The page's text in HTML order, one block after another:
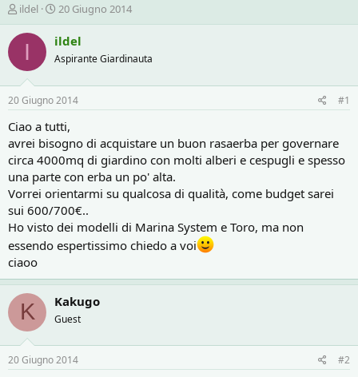
C
r
e
t
o
e
D
s
c
u
s
s
i
n
e
ildel
D
a
t
d
i
n
i
i
o
20 Giugno 2014
I ildel
Aspirante Giardinauta
20 Giugno 2014 #1
Ciao a tutti,
avrei bisogno di acquistare un buon rasaerba per governare
circa 4000mq di giardino con molti alberi e cespugli e spesso
una parte con erba un po' alta.
Vorrei orientarmi su qualcosa di qualità, come budget sarei
sui 600/700€..
Ho visto dei modelli di Marina System e Toro, ma non
essendo espertissimo chiedo a voi
ciaoo
K Kakugo
Guest
20 Giugno 2014 #2